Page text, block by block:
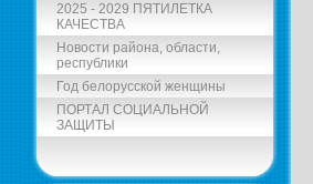
2025 - 2029 ПЯТИЛЕТКА
КАЧЕСТВА
Новости района, области,
республики
Год белорусской женщины
ПОРТАЛ СОЦИАЛЬНОЙ
ЗАЩИТЫ